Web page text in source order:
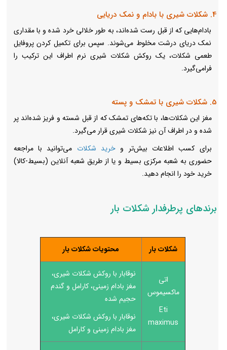
4. شکلات شیری با بادام و نمک دریایی
بادام‌هایی که از قبل رست شده‌اند، به طور خلالی خرد شده و با مقداری
نمک دریای درشت مخلوط می‌شوند. سپس برای تکمیل کردن پروفایل
طعمی شکلات، یک روکش شکلات شیری نرم اطراف این ترکیب را
فرامی‌گیرد.
5. شکلات شیری با تمشک و پسته
مغز این شکلات‌ها، با تکه‌های تمشک‌ که از قبل شسته و فریز شده‌اند پر
شده و در اطراف آن نیز شکلات شیری قرار می‌گیرد.
برای کسب اطلاعات بیش‌تر وخرید شکلات می‌توانید با مراجعه
حضوری به شعبه مرکزی بسیط و یا از طریق شعبه آنلاین (بسیط-کالا)
خرید خود را انجام دهید.
برندهای پرطرفدار شکلات بار
شکلات بار محتویات شکلات بار
اتی
ماکسیموس
Eti
maximus
نوقابار با روکش شکلات شیری،
مغز بادام زمینی، کارامل و گندم
حجیم شده
نوقابار با روکش شکلات شیری،
مغز بادام زمینی و کارامل